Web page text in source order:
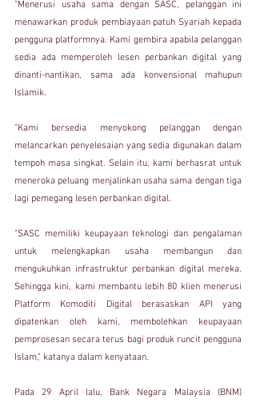
"Menerusi usaha sama dengan SASC, pelanggan ini
menawarkan produk pembiayaan patuh Syariah kepada
pengguna platformnya. Kami gembira apabila pelanggan
sedia ada memperoleh lesen perbankan digital yang
dinanti-nantikan, sama ada konvensional mahupun
Islamik.
"Kami bersedia menyokong pelanggan dengan
melancarkan penyelesaian yang sedia digunakan dalam
tempoh masa singkat. Selain itu, kami berhasrat untuk
meneroka peluang menjalinkan usaha sama dengan tiga
lagi pemegang lesen perbankan digital.
"SASC memiliki keupayaan teknologi dan pengalaman
untuk melengkapkan usaha membangun dan
mengukuhkan infrastruktur perbankan digital mereka.
Sehingga kini, kami membantu lebih 80 klien menerusi
Platform Komoditi Digital berasaskan API yang
dipatenkan oleh kami, membolehkan keupayaan
pemprosesan secara terus bagi produk runcit pengguna
Islam," katanya dalam kenyataan.
Pada 29 April lalu, Bank Negara Malaysia (BNM)